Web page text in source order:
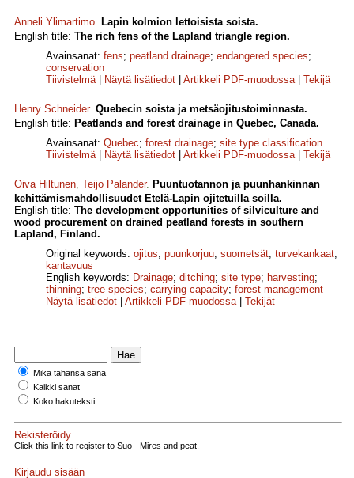
Anneli Ylimartimo. Lapin kolmion lettoisista soista.
English title: The rich fens of the Lapland triangle region.
Avainsanat: fens; peatland drainage; endangered species;
conservation
Tiivistelmä| Näytä lisätiedot Artikkeli PDF-muodossa| Tekijä
Henry Schneider. Quebecin soista ja metsäojitustoiminnasta.
English title: Peatlands and forest drainage in Quebec, Canada.
Avainsanat: Quebec; forest drainage; site type classification
Tiivistelmä| Näytä lisätiedot Artikkeli PDF-muodossa| Tekijä
Oiva Hiltunen, Teijo Palander. Puuntuotannon ja puunhankinnan
kehittämismahdollisuudet Etelä-Lapin ojitetuilla soilla.
English title: The development opportunities of silviculture and
wood procurement on drained peatland forests in southern
Lapland, Finland.
Original keywords: ojitus; puunkorjuu; suometsät; turvekankaat;
kantavuus
English keywords: Drainage; ditching; site type; harvesting;
thinning; tree species; carrying capacity; forest management
Näytä lisätiedot
Artikkeli PDF-muodossa| Tekijät
Mikä tahansa sana
Kaikki sanat
Koko hakuteksti
Rekisteröidy
Click this link to register to Suo - Mires and peat.
Kirjaudu sisään